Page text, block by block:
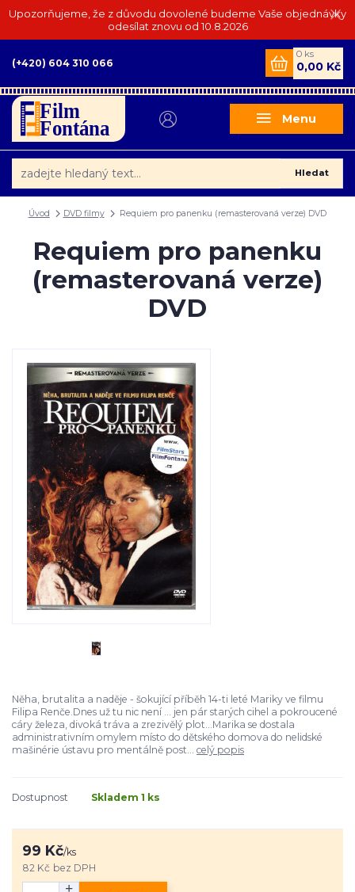
Upozorňujeme, že z důvodu dovolené budeme Vaše objednávky
odesílat znovu od 10.8.2026
Menu
Hledat
(+420) 604 310 066
0 ks
0,00 Kč
Úvod DVD filmy Requiem pro panenku (remasterovaná verze) DVD
Requiem pro panenku
(remasterovaná verze)
DVD
Něha, brutalita a naděje - šokující příběh 14-ti leté Mariky ve filmu
Filipa Renče.Dnes už tu nic není ... jen pár starých cihel a pokroucené
cáry železa, divoká tráva a zrezivělý plot...Marika se dostala
administrativním omylem místo do dětského domova do nelidské
mašinérie ústavu pro mentálně post... celý popis
Dostupnost Skladem 1 ks
99 Kč/ks
82 Kč bez DPH